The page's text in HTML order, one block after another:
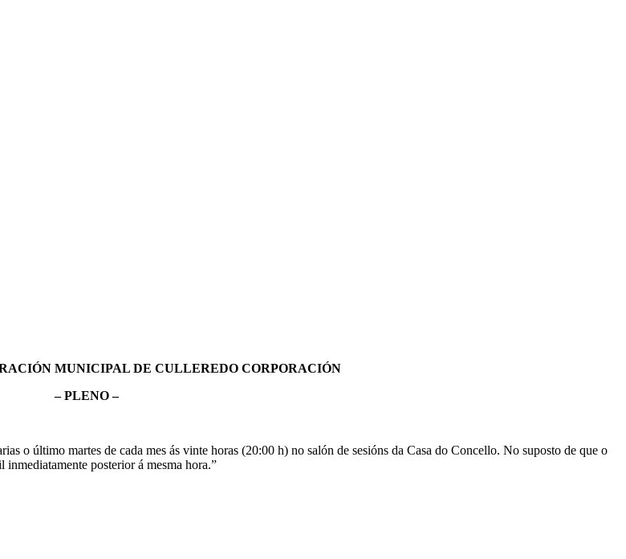
MUNICIPAL DE CULLEREDO CORPORACIÓN
– PLENO –
o último martes de cada mes ás vinte horas (20:00 h) no salón de sesións da Casa do Concello. No suposto de que o
posterior á mesma hora.”